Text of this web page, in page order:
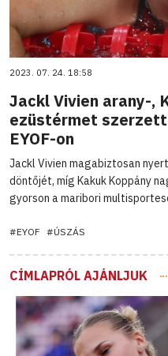
2023. 07. 24. 18:58
Jackl Vivien arany-,
ezüstérmet
EYOF-on
Jackl Vivien magabiztosan
döntőjét, míg Kakuk Koppány
gyorson a maribori
#EYOF #ÚSZÁS
CÍMLAPRÓL AJÁNLJUK